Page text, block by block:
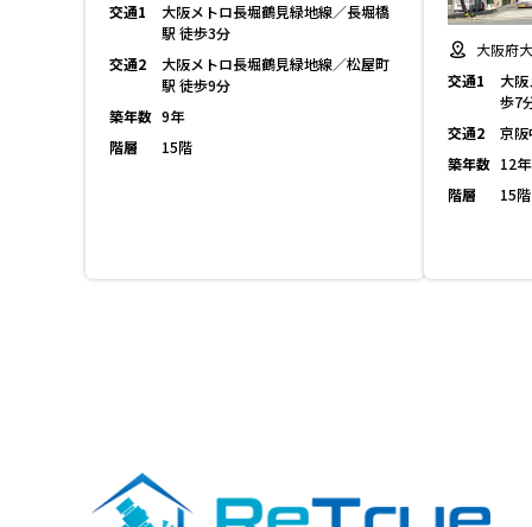
交通1
大阪メトロ長堀鶴見緑地線／長堀橋
駅 徒歩3分
交通2
大阪メトロ長堀鶴見緑地線／松屋町
駅 徒歩9分
築年数 9年
階層
15階
大阪府
交通1
大
歩7
交通2
京阪
築年数 12年
階層
15階